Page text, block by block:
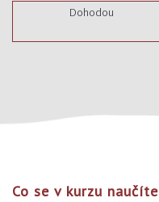
Dohodou
Co se v kurzu naučíte